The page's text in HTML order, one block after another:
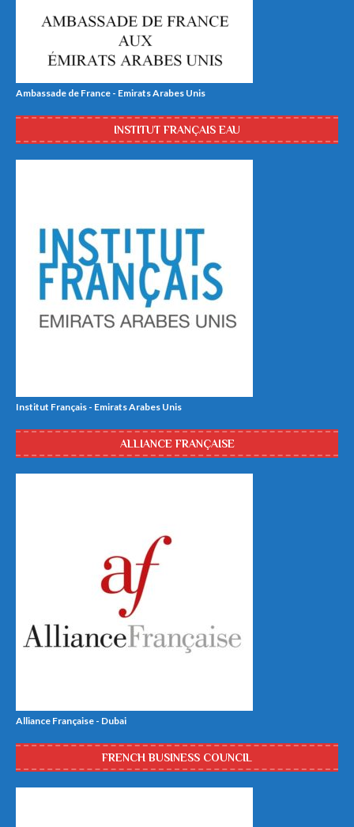
Ambassade de France - Emirats Arabes Unis
INSTITUT FRANÇAIS EAU
Institut Français - Emirats Arabes Unis
ALLIANCE FRANÇAISE
Alliance Française - Dubai
FRENCH BUSINESS COUNCIL